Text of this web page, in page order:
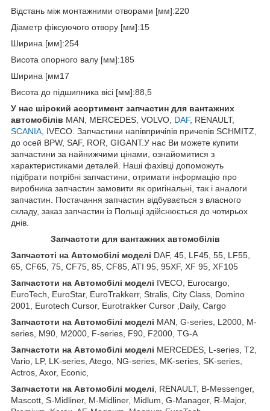
Відстань між монтажними отворами [мм]:220
Діаметр фіксуючого отвору [мм]:15
Ширина [мм]:254
Висота опорного валу [мм]:185
Ширина [мм17
Висота до підшипника вісі [мм]:88,5
У нас шірокий асортимент запчастин для вантажних
автомобілів MAN, MERCEDES, VOLVO, DAF, RENAULT,
SCANIA , IVECO. Запчастини напівпричіпів причепів SCHMITZ,
до осей BPW, SAF, ROR, GIGANT.У нас Ви можете купити
запчастини за найнижчими цінами, ознайомитися з
характеристиками деталей. Наші фахівці допоможуть
підібрати потрібні запчастини, отримати інформацію про
виробника запчастин замовити як оригінальні, так і аналоги
запчастин. Постачання запчастин відбувається з власного
складу, заказ запчастин із Польщі здійснюється до чотирьох
днів.
Запчастоти для вантажних автомобілів
Запчастоті на Автомобілі моделі DAF, 45, LF45, 55, LF55,
65, CF65, 75, CF75, 85, CF85, ATI 95, 95XF, XF 95, XF105
Запчастоти на Автомобілі моделі IVECO, Eurocargo,
EuroTech, EuroStar, EuroTrakkerr, Stralis, City Class, Domino
2001, Eurotech Cursor, Eurotrakker Cursor ,Daily, Cargo
Запчастоти на Автомобілі моделі MAN, G-series, L2000, M-
series, M90, M2000, F-series, F90, F2000, TG-A
Запчастоти на Автомобілі моделі MERCEDES, L-series, T2,
Vario, LP, LK-series, Atego, NG-series, MK-series, SK-series,
Actros, Axor, Econic,
Запчастоти на Автомобілі моделі , RENAULT, B-Messenger,
Mascott, S-Midliner, M-Midliner, Midlum, G-Manager, R-Major,